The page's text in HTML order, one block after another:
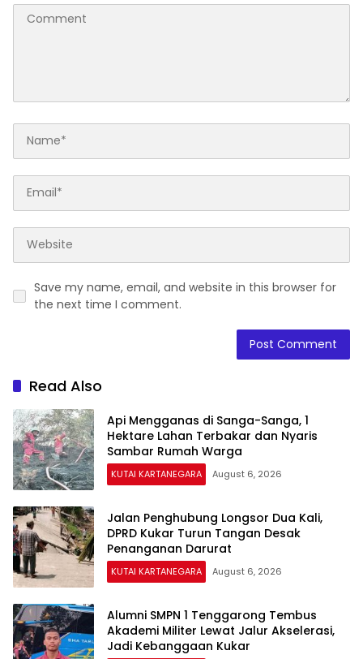
Save my name, email, and website in this browser for
the next time I comment.
Read Also
Api Mengganas di Sanga-Sanga, 1
Hektare Lahan Terbakar dan Nyaris
Sambar Rumah Warga
KUTAI KARTANEGARA August 6, 2026
Jalan Penghubung Longsor Dua Kali,
DPRD Kukar Turun Tangan Desak
Penanganan Darurat
KUTAI KARTANEGARA August 6, 2026
Alumni SMPN 1 Tenggarong Tembus
Akademi Militer Lewat Jalur Akselerasi,
Jadi Kebanggaan Kukar